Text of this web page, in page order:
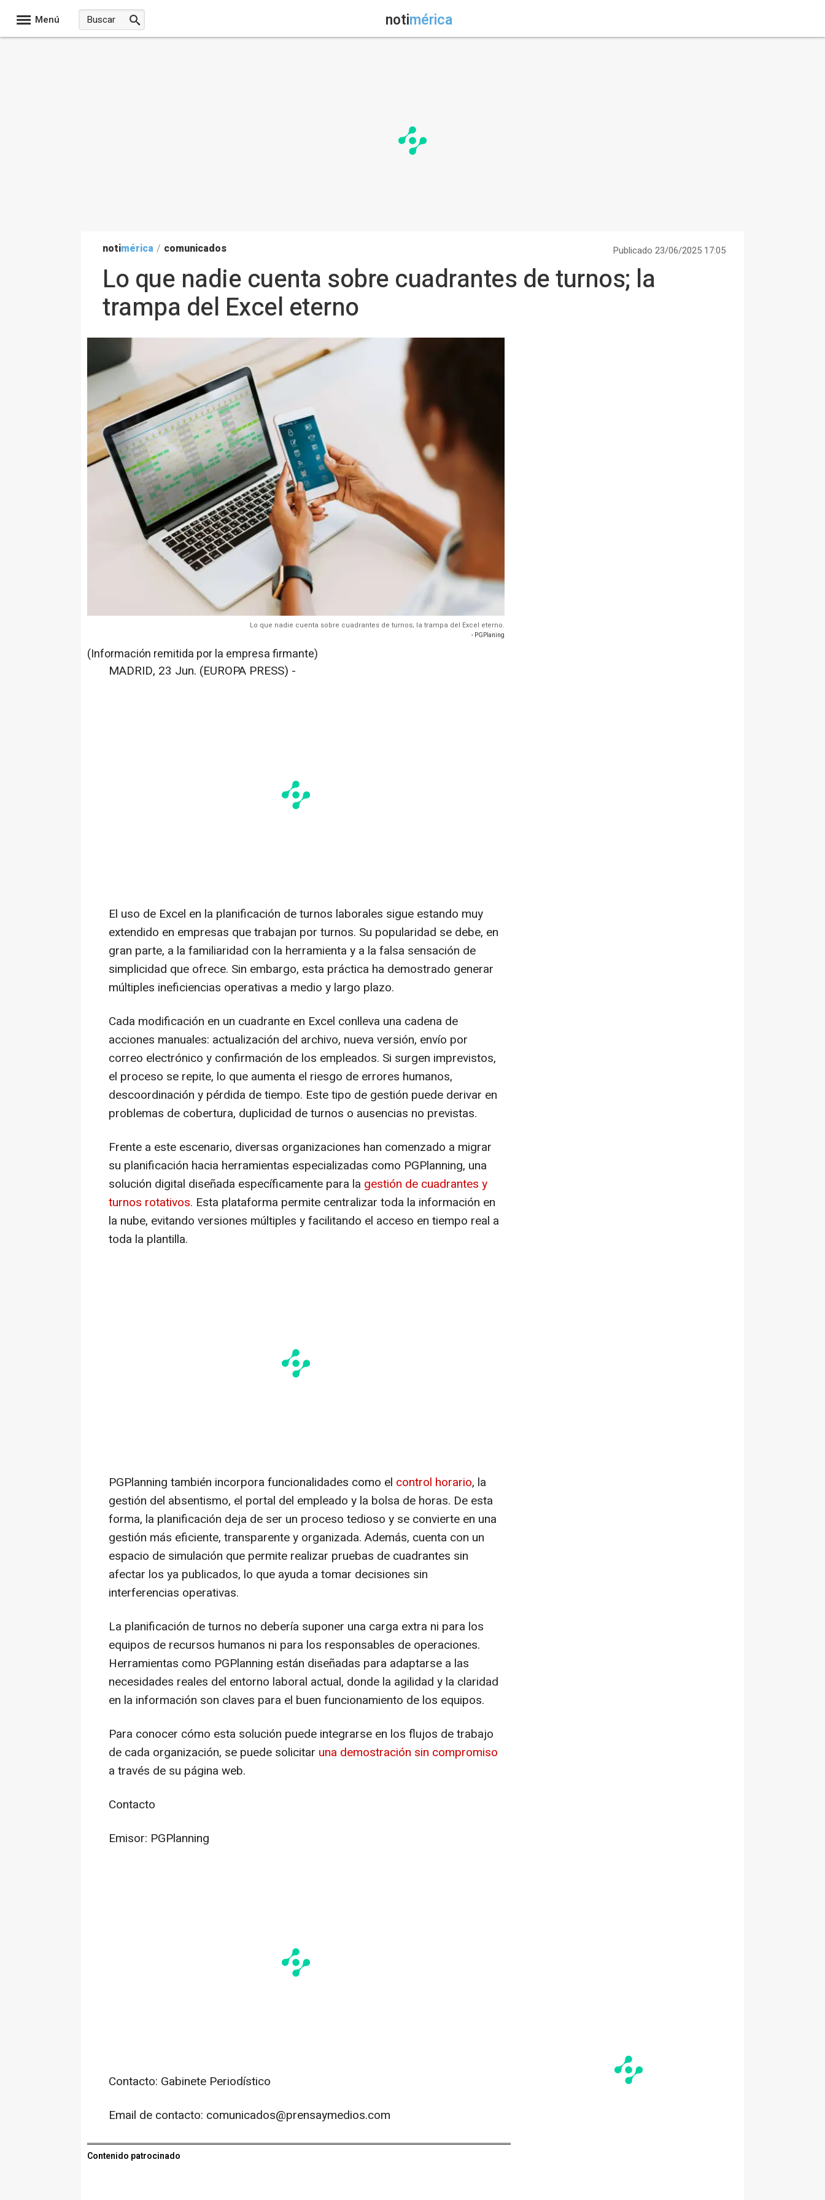
Menú notimérica
notimérica / comunicados Publicado 23/06/2025 17:05
Lo que nadie cuenta sobre cuadrantes de turnos; la
trampa del Excel eterno
Lo que nadie cuenta sobre cuadrantes de turnos; la trampa del Excel eterno.
- PGPlaning
(Información remitida por la empresa firmante)
MADRID, 23 Jun. (EUROPA PRESS) -
El uso de Excel en la planificación de turnos laborales sigue estando muy
extendido en empresas que trabajan por turnos. Su popularidad se debe, en
gran parte, a la familiaridad con la herramienta y a la falsa sensación de
simplicidad que ofrece. Sin embargo, esta práctica ha demostrado generar
múltiples ineficiencias operativas a medio y largo plazo.
Cada modificación en un cuadrante en Excel conlleva una cadena de
acciones manuales: actualización del archivo, nueva versión, envío por
correo electrónico y confirmación de los empleados. Si surgen imprevistos,
el proceso se repite, lo que aumenta el riesgo de errores humanos,
descoordinación y pérdida de tiempo. Este tipo de gestión puede derivar en
problemas de cobertura, duplicidad de turnos o ausencias no previstas.
Frente a este escenario, diversas organizaciones han comenzado a migrar
su planificación hacia herramientas especializadas como PGPlanning, una
solución digital diseñada específicamente para la gestión de cuadrantes y
turnos rotativos. Esta plataforma permite centralizar toda la información en
la nube, evitando versiones múltiples y facilitando el acceso en tiempo real a
toda la plantilla.
PGPlanning también incorpora funcionalidades como el control horario, la
gestión del absentismo, el portal del empleado y la bolsa de horas. De esta
forma, la planificación deja de ser un proceso tedioso y se convierte en una
gestión más eficiente, transparente y organizada. Además, cuenta con un
espacio de simulación que permite realizar pruebas de cuadrantes sin
afectar los ya publicados, lo que ayuda a tomar decisiones sin
interferencias operativas.
La planificación de turnos no debería suponer una carga extra ni para los
equipos de recursos humanos ni para los responsables de operaciones.
Herramientas como PGPlanning están diseñadas para adaptarse a las
necesidades reales del entorno laboral actual, donde la agilidad y la claridad
en la información son claves para el buen funcionamiento de los equipos.
Para conocer cómo esta solución puede integrarse en los flujos de trabajo
de cada organización, se puede solicitar una demostración sin compromiso
a través de su página web.
Contacto
Emisor: PGPlanning
Contacto: Gabinete Periodístico
Email de contacto: comunicados@prensaymedios.com
Contenido patrocinado